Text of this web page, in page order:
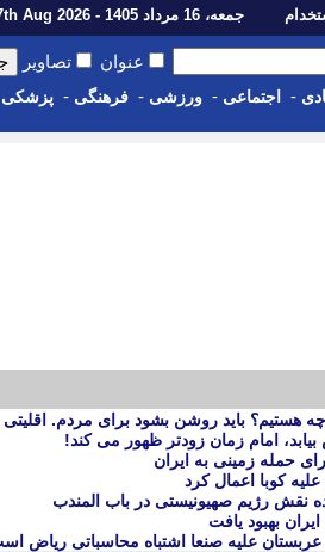
جمعه، 16 مرداد 1405 - Fri, 07th Aug 2026
عنوان تصاویر
- اجتماعی - ورزشی - فرهنگی - پزشکی
هستیم؟ باید روشن بشود برای مردم.
امام زمان زودتر ظهور می کند!
حمله زمینی به ایران
کوبا اعمال کرد
نقش رژیم صهیونیستی در باب المندب
بهبود یافت
علیه صنعا اشتباه محاسباتی ریاض